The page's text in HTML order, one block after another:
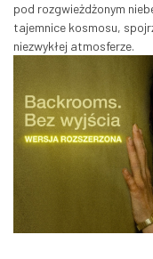
pod rozgwieżdżonym
tajemnice kosmosu,
niezwykłej atmosferze.